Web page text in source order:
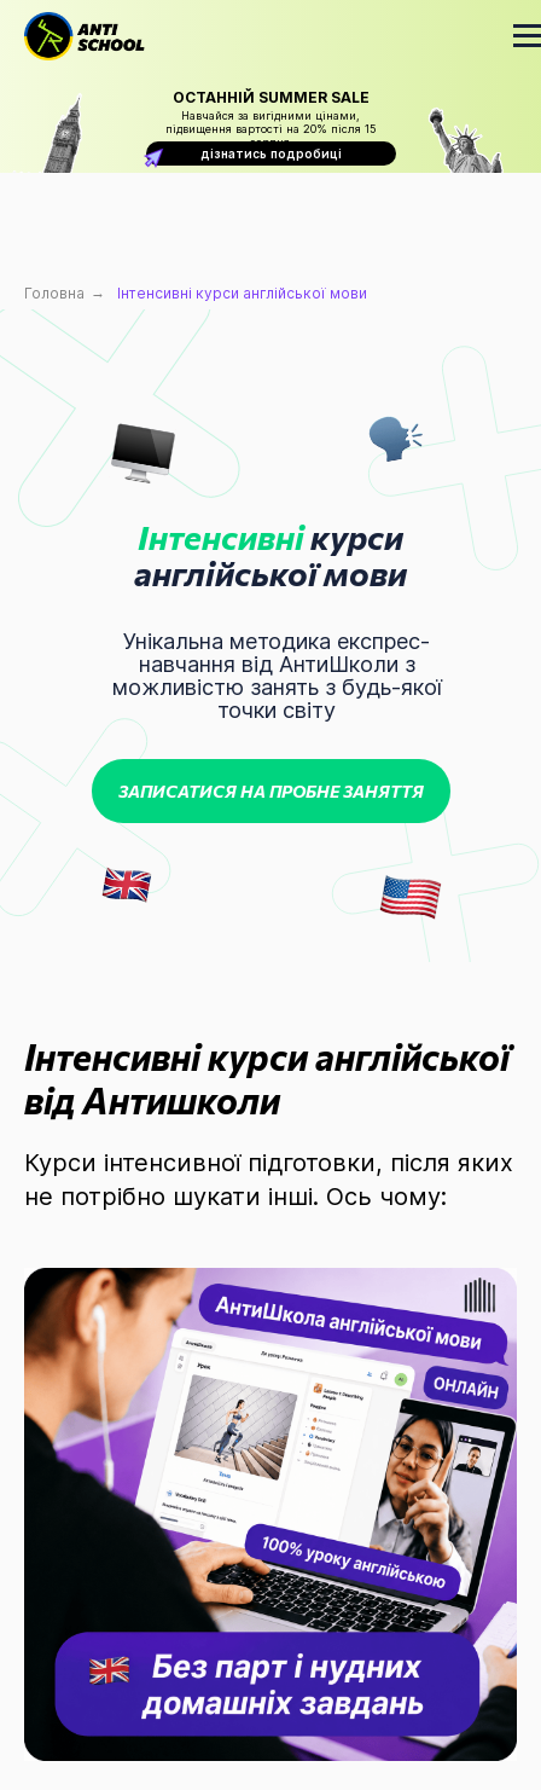
ОСТАННІЙ SUMMER SALE
дізнатись подробиці
Навчайся за вигідними цінами,
підвищення вартості на 20% після 15
серпня
Головна → Інтенсивні курси англійської мови
Інтенсивнікурси
англійської мови
Унікальна методика експрес-
навчання від АнтиШколи з
можливістю занять з будь-якої
точки світу
ЗАПИСАТИСЯ НА ПРОБНЕ ЗАНЯТТЯ
Інтенсивні курси англійської
від Антишколи
Курси інтенсивної підготовки, після яких
не потрібно шукати інші. Ось чому: